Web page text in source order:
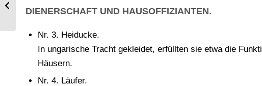
DIENERSCHAFT UND HAUSOFFIZIANTEN.
Nr. 3. Heiducke.
In ungarische Tracht gekleidet, erfüllten sie etwa die
Häusern.
Nr. 4. Läufer.
Krieges. Generäle der Kavallerie.